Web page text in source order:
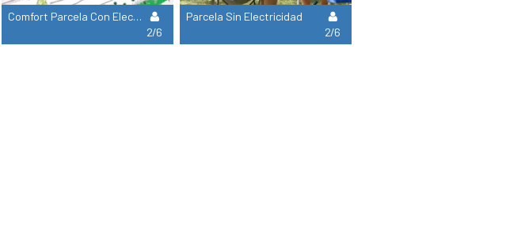
Comfort Parcela Con Electricidad
2/6
Parcela Sin Electricidad
2/6